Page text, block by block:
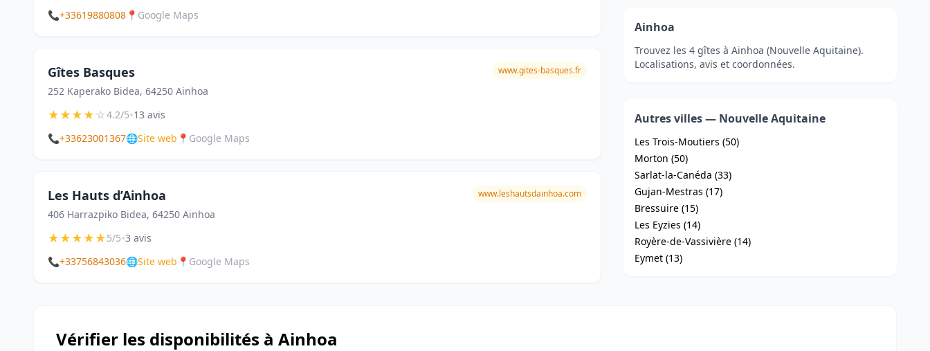
📞+33619880808 📍 Google Maps
Gîtes Basques
252 Kaperako Bidea, 64250 Ainhoa
www.gites-basques.fr
★★★★☆4.2/5•13 avis
📞+33623001367🌐Site web 📍 Google Maps
Les Hauts d’Ainhoa
406 Harrazpiko Bidea, 64250 Ainhoa
www.leshautsdainhoa.com
★★★★★5/5•3 avis
📞+33756843036🌐Site web 📍 Google Maps
Ainhoa
Trouvez les 4 gîtes à Ainhoa (Nouvelle Aquitaine).
Localisations, avis et coordonnées.
Autres villes — Nouvelle Aquitaine
Les Trois-Moutiers (50)
Morton (50)
Sarlat-la-Canéda (33)
Gujan-Mestras (17)
Bressuire (15)
Les Eyzies (14)
Royère-de-Vassivière (14)
Eymet (13)
Vérifier les disponibilités à Ainhoa